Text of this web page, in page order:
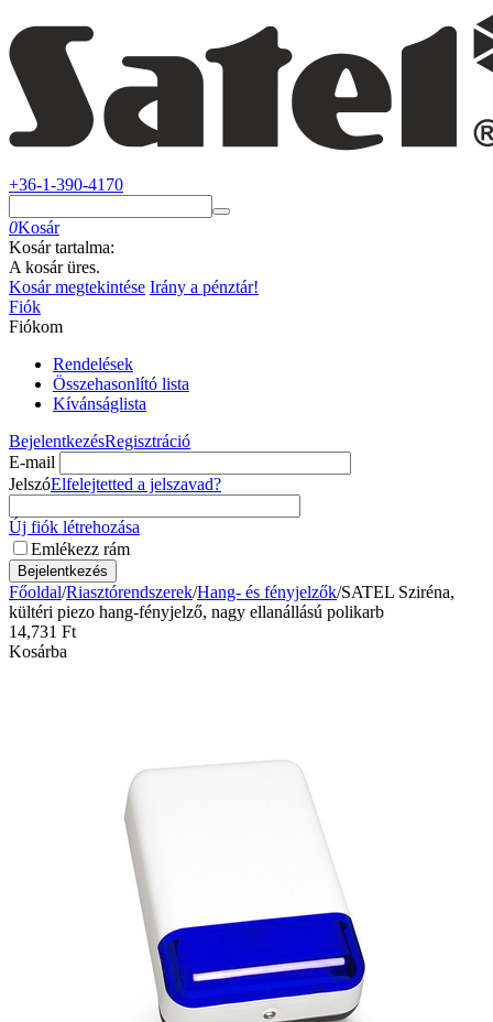
+36-1-390-4170
0Kosár
Kosár tartalma:
A kosár üres.
Kosár megtekintése Irány a pénztár!
Fiók
Fiókom
Rendelések
Összehasonlító lista
Kívánságlista
BejelentkezésRegisztráció
E-mail
JelszóElfelejtetted a jelszavad?
Új fiók létrehozása
Emlékezz rám
Bejelentkezés
Főoldal/Riasztórendszerek/Hang- és fényjelzők/SATEL Sziréna,
kültéri piezo hang-fényjelző, nagy ellanállású polikarb
14,731 Ft
Kosárba